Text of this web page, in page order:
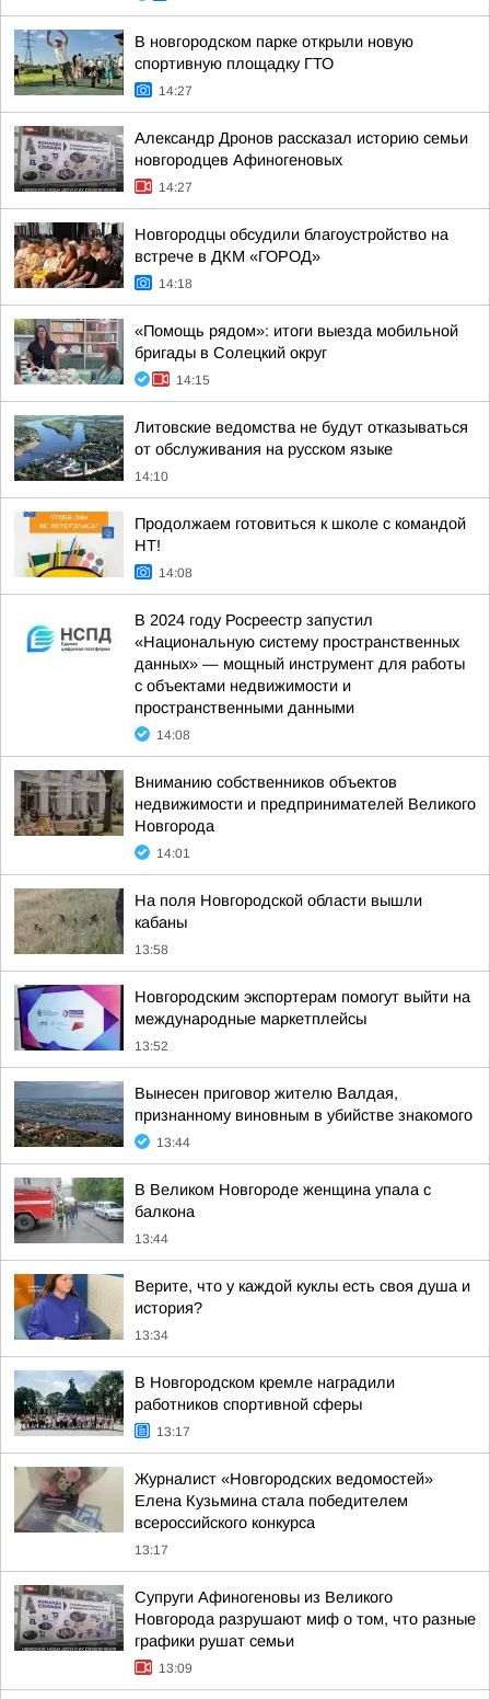
В новгородском парке открыли новую
спортивную площадку ГТО
14:27
Александр Дронов рассказал историю семьи
новгородцев Афиногеновых
14:27
Новгородцы обсудили благоустройство на
встрече в ДКМ «ГОРОД»
14:18
«Помощь рядом»: итоги выезда мобильной
бригады в Солецкий округ
14:15
Литовские ведомства не будут отказываться
от обслуживания на русском языке
14:10
Продолжаем готовиться к школе с командой
НТ!
14:08
В 2024 году Росреестр запустил
«Национальную систему пространственных
данных» — мощный инструмент для работы
с объектами недвижимости и
пространственными данными
14:08
Вниманию собственников объектов
недвижимости и предпринимателей Великого
Новгорода
14:01
На поля Новгородской области вышли
кабаны
13:58
Новгородским экспортерам помогут выйти на
международные маркетплейсы
13:52
Вынесен приговор жителю Валдая,
признанному виновным в убийстве знакомого
13:44
В Великом Новгороде женщина упала с
балкона
13:44
Верите, что у каждой куклы есть своя душа и
история?
13:34
В Новгородском кремле наградили
работников спортивной сферы
13:17
Журналист «Новгородских ведомостей»
Елена Кузьмина стала победителем
всероссийского конкурса
13:17
Супруги Афиногеновы из Великого
Новгорода разрушают миф о том, что разные
графики рушат семьи
13:09